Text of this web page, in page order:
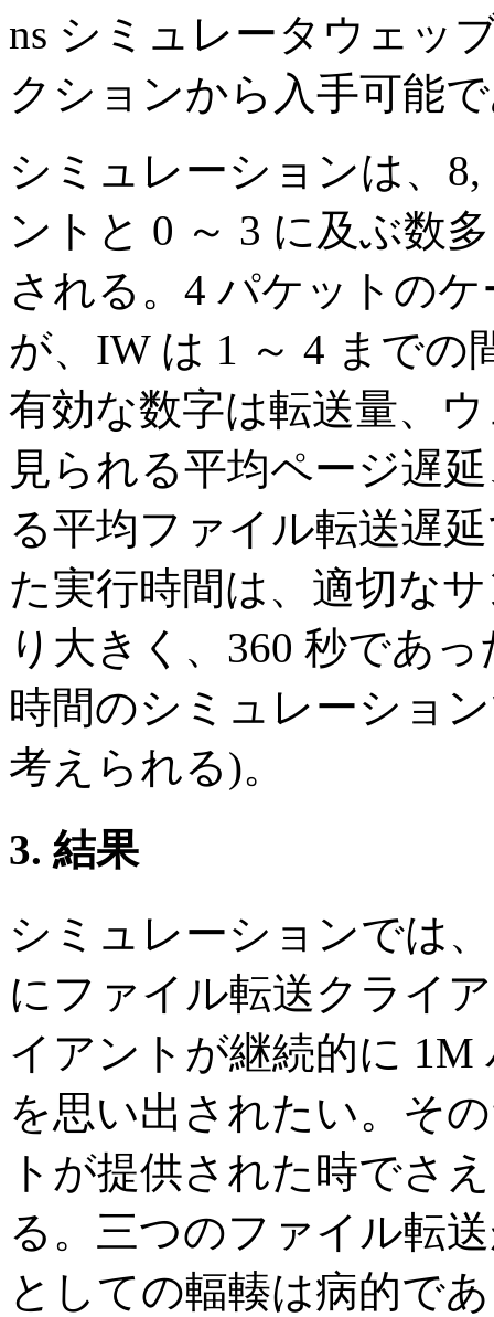
ns シミュレータウェッ
クションから入手可能
シミュレーションは、
ントと 0 ～ 3 に及ぶ数
される。4 パケットの
が、IW は 1 ～ 4 まで
有効な数字は転送量、
見られる平均ページ遅
る平均ファイル転送遅
た実行時間は、適切な
り大きく、360 秒であ
時間のシミュレーショ
考えられる)。
3. 結果
シミュレーションでは
にファイル転送クライ
イアントが継続的に
を思い出されたい。そ
トが提供された時でさ
る。三つのファイル転
としての輻輳は病的で